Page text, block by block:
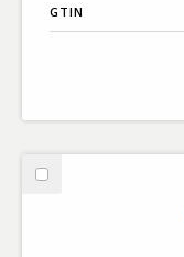
GTIN
Välj